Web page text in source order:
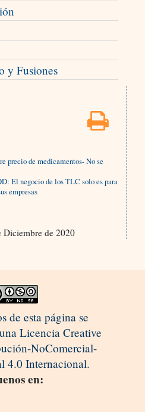
y Fusiones
precio de medicamentos- No se
El negocio de los TLC solo es para
empresas
Diciembre de 2020
de esta página se
Licencia Creative
NoComercial-
4.0 Internacional.
en: